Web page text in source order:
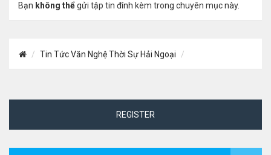
Bạn không thểgửi tập tin đính kèm trong chuyên mục này.
Tin Tức Văn Nghệ Thời Sự Hải Ngoại
REGISTER